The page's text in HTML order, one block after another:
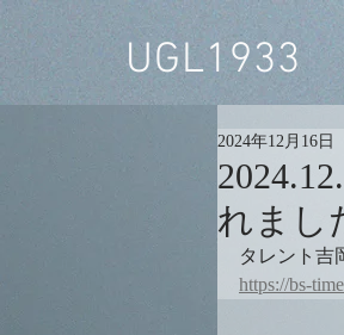
UGL1933
れまし
2024年12月16日
タレント吉
https://bs-